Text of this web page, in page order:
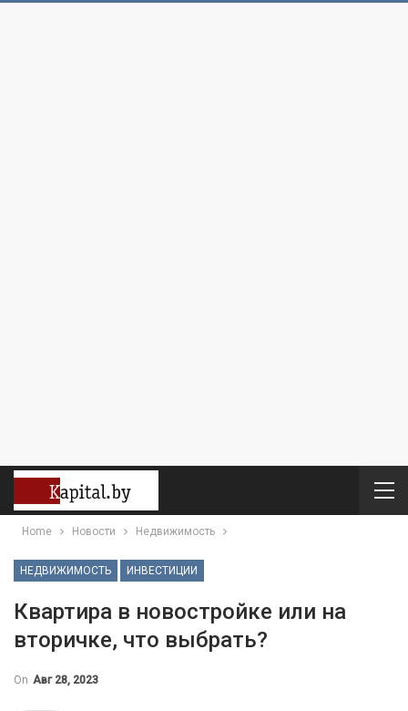
Home Новости Недвижимость
НЕДВИЖИМОСТЬ ИНВЕСТИЦИИ
Квартира в новостройке или на
вторичке, что выбрать?
On Авг 28, 2023